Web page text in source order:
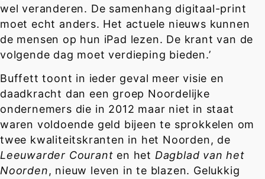
wel veranderen. De samenhang digitaal-print
moet echt anders. Het actuele nieuws kunnen
de mensen op hun iPad lezen. De krant van de
volgende dag moet verdieping bieden.’
Buffett toont in ieder geval meer visie en
daadkracht dan een groep Noordelijke
ondernemers die in 2012 maar niet in staat
waren voldoende geld bijeen te sprokkelen om
twee kwaliteitskranten in het Noorden, de
Leeuwarder Courant en het Dagblad van het
Noorden, nieuw leven in te blazen. Gelukkig